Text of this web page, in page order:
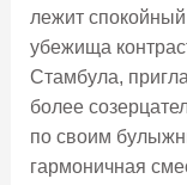
лежит
убежища
Стамбула,
более
по своим
гармоничная